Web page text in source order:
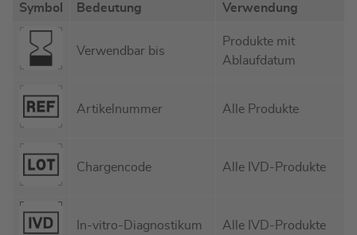
Symbol Bedeutung Verwendung
Verwendbar bis
Produkte mit
Ablaufdatum
Artikelnummer Alle Produkte
Chargencode Alle IVD-Produkte
In-vitro-Diagnostikum Alle IVD-Produkte